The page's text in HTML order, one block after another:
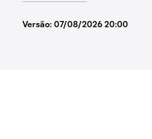
Versão: 07/08/2026 20:00